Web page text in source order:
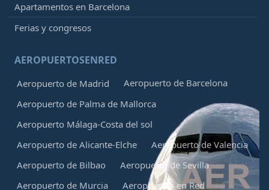
Apartamentos en Barcelona
Ferias y congresos
AEROPUERTOSENRED
Aeropuerto de Madrid
Aeropuerto de Barcelona
Aeropuerto de Palma de Mallorca
Aeropuerto Málaga-Costa del sol
Aeropuerto de Alicante-Elche
Aeropuerto de Valencia
Aeropuerto de Bilbao
Aeropuerto de Sevilla
Aeropuerto de Murcia
Aeropuertos en Red